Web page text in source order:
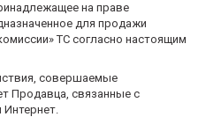
на праве
для продажи
ТС согласно настоящим
совершаемые
Продавца, связанные с
Интернет.